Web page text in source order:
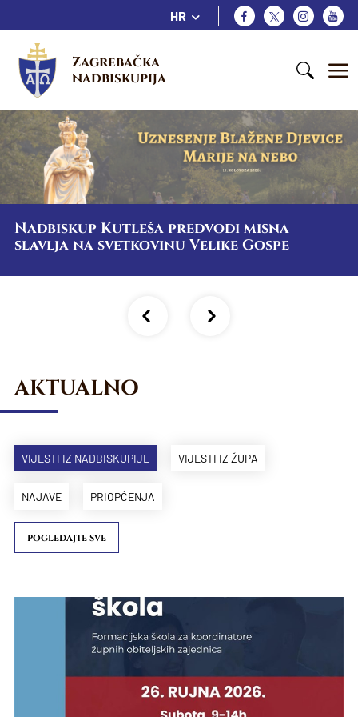
HR
Zagrebačka
nadbiskupija
Nadbiskup Kutleša predvodi misna
slavlja na svetkovinu Velike Gospe
AKTUALNO
VIJESTI IZ NADBISKUPIJE VIJESTI IZ ŽUPA
NAJAVE PRIOPĆENJA
POGLEDAJTE SVE